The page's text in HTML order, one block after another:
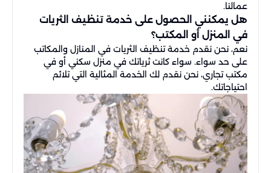
عمالنا.
هل يمكنني الحصول على خدمة تنظيف الثريات
في المنزل أو المكتب؟
نعم، نحن نقدم خدمة تنظيف الثريات في المنازل والمكاتب
على حد سواء. سواء كانت ثرياتك في منزل سكني أو في
مكتب تجاري، نحن نقدم لك الخدمة المثالية التي تلائم
احتياجاتك.